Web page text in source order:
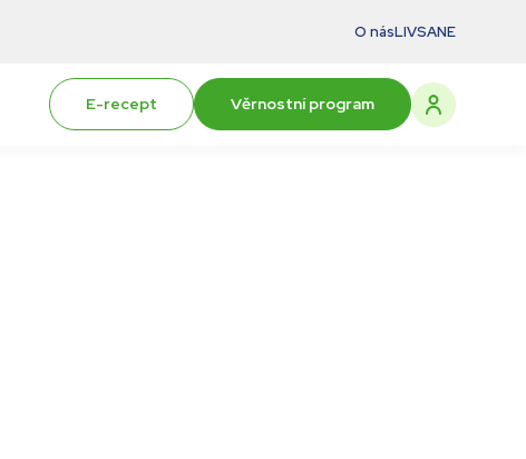
O násLIVSANE
E-recept Věrnostní program